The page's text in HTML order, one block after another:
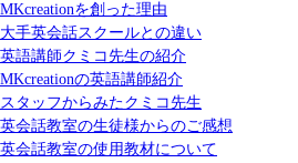
MKcreationを創った理由
大手英会話スクールとの違い
英語講師クミコ先生の紹介
MKcreationの英語講師紹介
スタッフからみたクミコ先生
英会話教室の生徒様からのご感想
英会話教室の使用教材について